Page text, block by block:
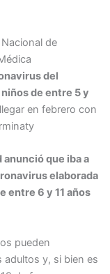
de
del
de entre 5 y
en febrero con
anunció que iba a
elaborada
entre 6 y 11 años
pueden
y, si bien es